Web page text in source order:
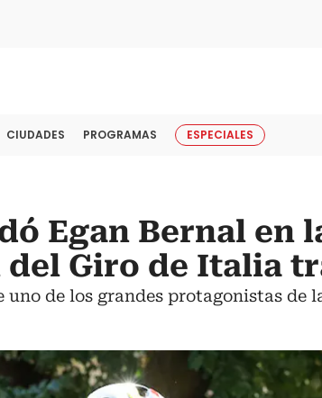
CIUDADES PROGRAMAS ESPECIALES
Egan Bernal en
Giro de Italia
uno de los grandes protagonistas de